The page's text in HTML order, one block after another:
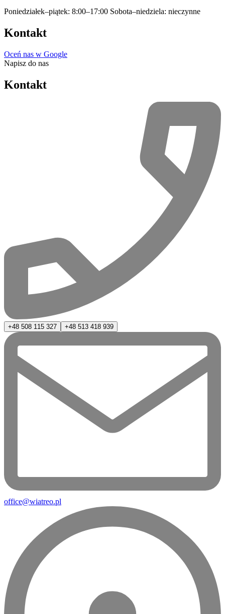
Poniedziałek–piątek: 8:00–17:00 Sobota–niedziela: nieczynne
Kontakt
Oceń nas w Google
Napisz do nas
Kontakt
+48 508 115 327 +48 513 418 939
office@wiatreo.pl